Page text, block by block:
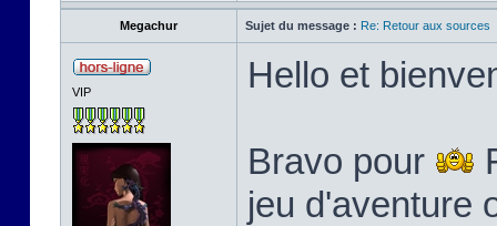
Megachur Sujet du message : Re: Retour aux sources
VIP Hello et
Bravo pour
jeu d'aventure